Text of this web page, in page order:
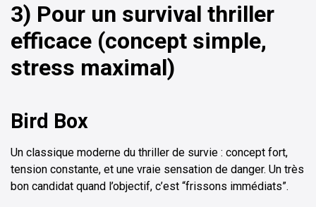
3) Pour un survival thriller
efficace (concept simple,
stress maximal)
Bird Box
Un classique moderne du thriller de survie : concept fort,
tension constante, et une vraie sensation de danger. Un très
bon candidat quand l’objectif, c’est “frissons immédiats”.